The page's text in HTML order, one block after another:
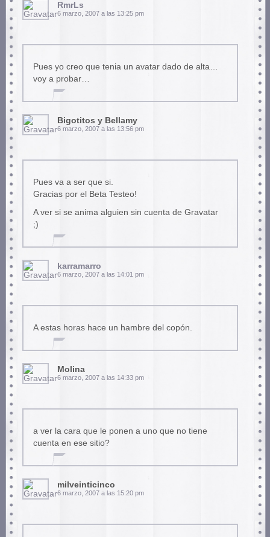
RmrLs
6 marzo, 2007 a las 13:25 pm
Pues yo creo que tenia un avatar dado de alta…
voy a probar…
Bigotitos y Bellamy
6 marzo, 2007 a las 13:56 pm
Pues va a ser que si.
Gracias por el Beta Testeo!
A ver si se anima alguien sin cuenta de Gravatar
;)
karramarro
6 marzo, 2007 a las 14:01 pm
A estas horas hace un hambre del copón.
Molina
6 marzo, 2007 a las 14:33 pm
a ver la cara que le ponen a uno que no tiene
cuenta en ese sitio?
milveinticinco
6 marzo, 2007 a las 15:20 pm